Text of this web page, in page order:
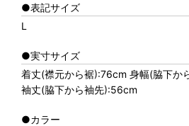
●表記サイズ
L
●実寸サイズ
着丈(襟元から裾):76cm 身幅(脇下か
袖丈(脇下から袖先):56cm
●カラー